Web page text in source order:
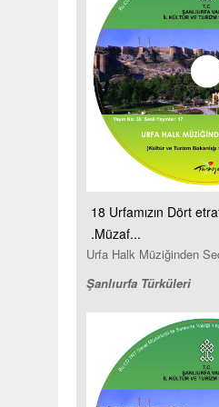
18 Urfamızın Dört
.Müzaf...
Urfa Halk Müziğinden
Şanlıurfa Türküleri